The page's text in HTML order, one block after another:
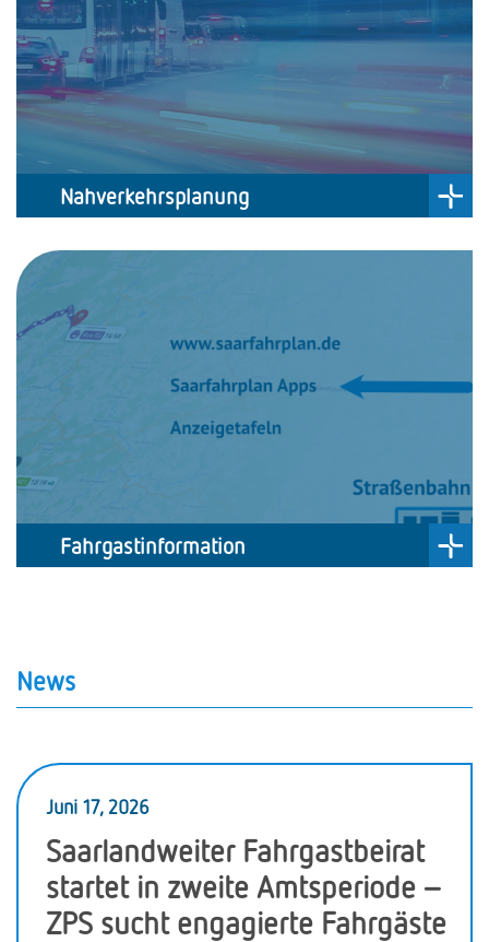
Nahverkehrsplanung
Fahrgastinformation
News
Juni 17, 2026
Saarlandweiter Fahrgastbeirat
startet in zweite Amtsperiode –
ZPS sucht engagierte Fahrgäste